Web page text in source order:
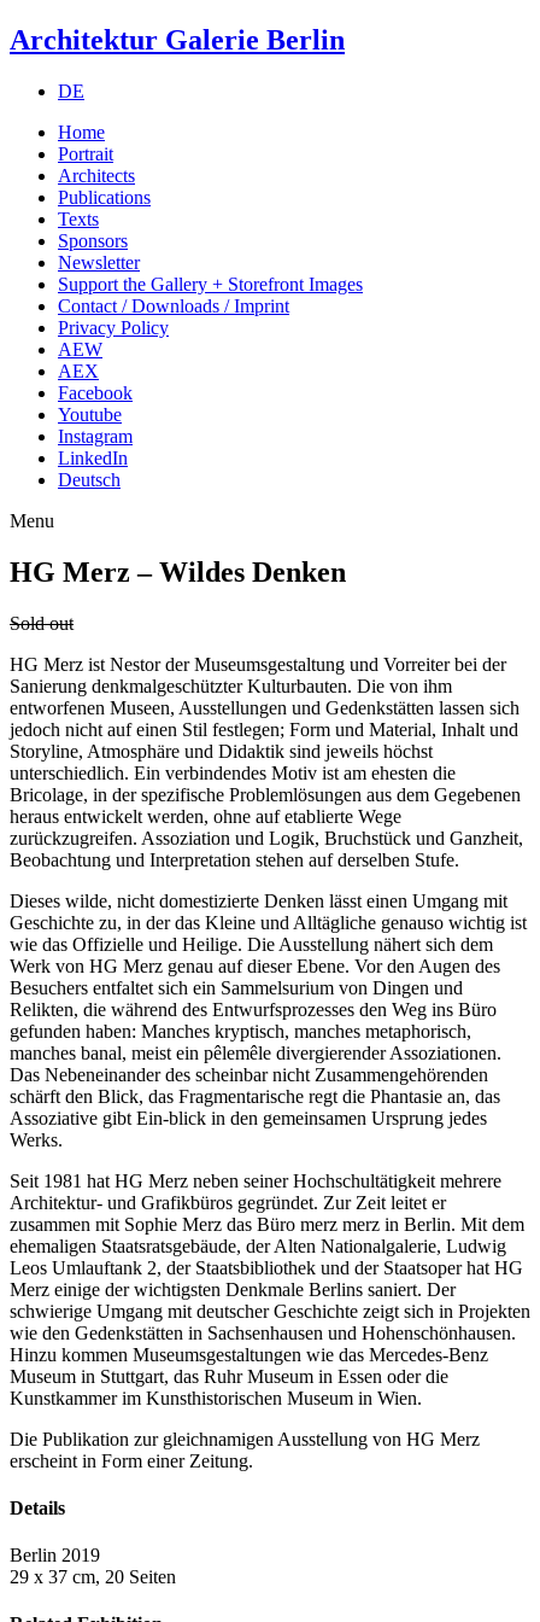
Architektur Galerie Berlin
DE
Home
Portrait
Architects
Publications
Texts
Sponsors
Newsletter
Support the Gallery + Storefront Images
Contact / Downloads / Imprint
Privacy Policy
AEW
AEX
Facebook
Youtube
Instagram
LinkedIn
Deutsch
Menu
HG Merz – Wildes Denken
Sold out
HG Merz ist Nestor der Museumsgestaltung und Vorreiter bei der
Sanierung denkmalgeschützter Kulturbauten. Die von ihm
entworfenen Museen, Ausstellungen und Gedenkstätten lassen sich
jedoch nicht auf einen Stil festlegen; Form und Material, Inhalt und
Storyline, Atmosphäre und Didaktik sind jeweils höchst
unterschiedlich. Ein verbindendes Motiv ist am ehesten die
Bricolage, in der spezifische Problemlösungen aus dem Gegebenen
heraus entwickelt werden, ohne auf etablierte Wege
zurückzugreifen. Assoziation und Logik, Bruchstück und Ganzheit,
Beobachtung und Interpretation stehen auf derselben Stufe.
Dieses wilde, nicht domestizierte Denken lässt einen Umgang mit
Geschichte zu, in der das Kleine und Alltägliche genauso wichtig ist
wie das Offizielle und Heilige. Die Ausstellung nähert sich dem
Werk von HG Merz genau auf dieser Ebene. Vor den Augen des
Besuchers entfaltet sich ein Sammelsurium von Dingen und
Relikten, die während des Entwurfsprozesses den Weg ins Büro
gefunden haben: Manches kryptisch, manches metaphorisch,
manches banal, meist ein pêlemêle divergierender Assoziationen.
Das Nebeneinander des scheinbar nicht Zusammengehörenden
schärft den Blick, das Fragmentarische regt die Phantasie an, das
Assoziative gibt Ein-blick in den gemeinsamen Ursprung jedes
Werks.
Seit 1981 hat HG Merz neben seiner Hochschultätigkeit mehrere
Architektur- und Grafikbüros gegründet. Zur Zeit leitet er
zusammen mit Sophie Merz das Büro merz merz in Berlin. Mit dem
ehemaligen Staatsratsgebäude, der Alten Nationalgalerie, Ludwig
Leos Umlauftank 2, der Staatsbibliothek und der Staatsoper hat HG
Merz einige der wichtigsten Denkmale Berlins saniert. Der
schwierige Umgang mit deutscher Geschichte zeigt sich in Projekten
wie den Gedenkstätten in Sachsenhausen und Hohenschönhausen.
Hinzu kommen Museumsgestaltungen wie das Mercedes-Benz
Museum in Stuttgart, das Ruhr Museum in Essen oder die
Kunstkammer im Kunsthistorischen Museum in Wien.
Die Publikation zur gleichnamigen Ausstellung von HG Merz
erscheint in Form einer Zeitung.
Details
Berlin 2019
29 x 37 cm, 20 Seiten